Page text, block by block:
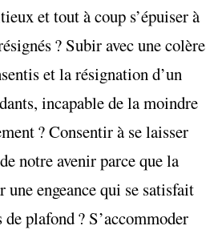
et tout à coup s’épuiser à
? Subir avec une colère
et la résignation d’un
incapable de la moindre
? Consentir à se laisser
notre avenir parce que la
une engeance qui se satisfait
plafond ? S’accommoder